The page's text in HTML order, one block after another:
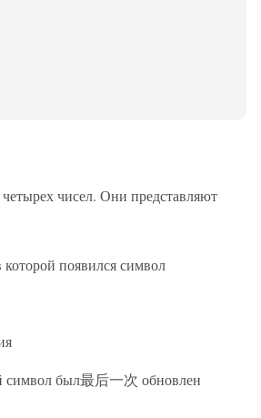
четырех чисел. Они представляют
появился символ
символ был最后一次 обновлен